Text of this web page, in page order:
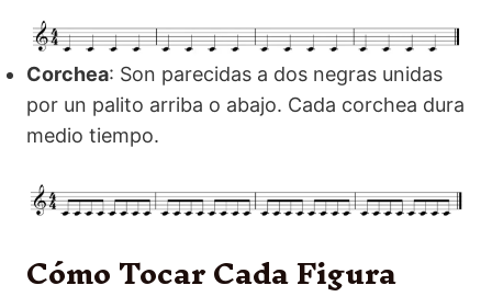
Corchea: Son parecidas a dos negras unidas
por un palito arriba o abajo. Cada corchea dura
medio tiempo.
Cómo Tocar Cada Figura